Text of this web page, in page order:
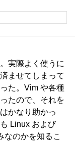
実際よく使うに
ませてしまって
た。Vim や各種
たので、それを
かなり助かっ
Linux および
なのかを知るこ